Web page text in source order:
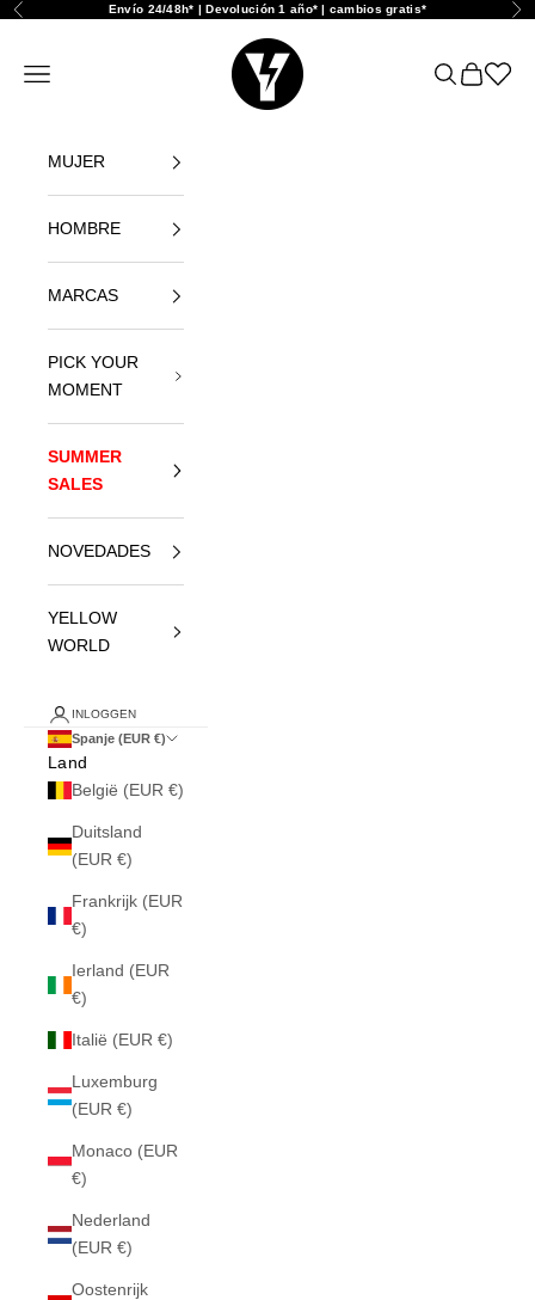
Naar inhoud
Vorige Envío 24/48h* | Devolución 1 año* | cambios gratis*
Yellowshop
Navigatiemenu openen
ZoekenAbrir
MUJER
HOMBRE
MARCAS
PICK YOUR
MOMENT
SUMMER
SALES
NOVEDADES
YELLOW
WORLD
INLOGGEN
Spanje (EUR €)
Land
België (EUR €)
Duitsland
(EUR €)
Frankrijk (EUR
€)
Ierland (EUR
€)
Italië (EUR €)
Luxemburg
(EUR €)
Monaco (EUR
€)
Nederland
(EUR €)
Oostenrijk